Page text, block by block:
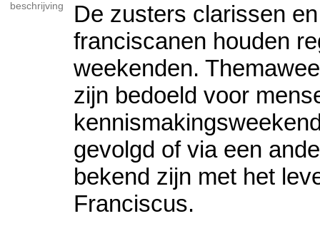
beschrijving
De zusters clarissen
franciscanen houden
weekenden.
zijn bedoeld voor
gevolgd of via een
bekend zijn met het
Franciscus.